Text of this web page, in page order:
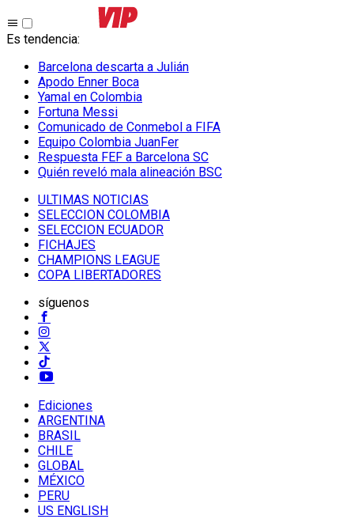
Es tendencia:
Barcelona descarta a Julián
Apodo Enner Boca
Yamal en Colombia
Fortuna Messi
Comunicado de Conmebol a FIFA
Equipo Colombia JuanFer
Respuesta FEF a Barcelona SC
Quién reveló mala alineación BSC
ULTIMAS NOTICIAS
SELECCION COLOMBIA
SELECCION ECUADOR
FICHAJES
CHAMPIONS LEAGUE
COPA LIBERTADORES
síguenos
Ediciones
ARGENTINA
BRASIL
CHILE
GLOBAL
MÉXICO
PERU
US ENGLISH